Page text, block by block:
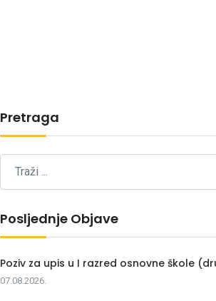
Pretraga
Posljednje Objave
Poziv za upis u I razred osnovne škole
07.08.2026.